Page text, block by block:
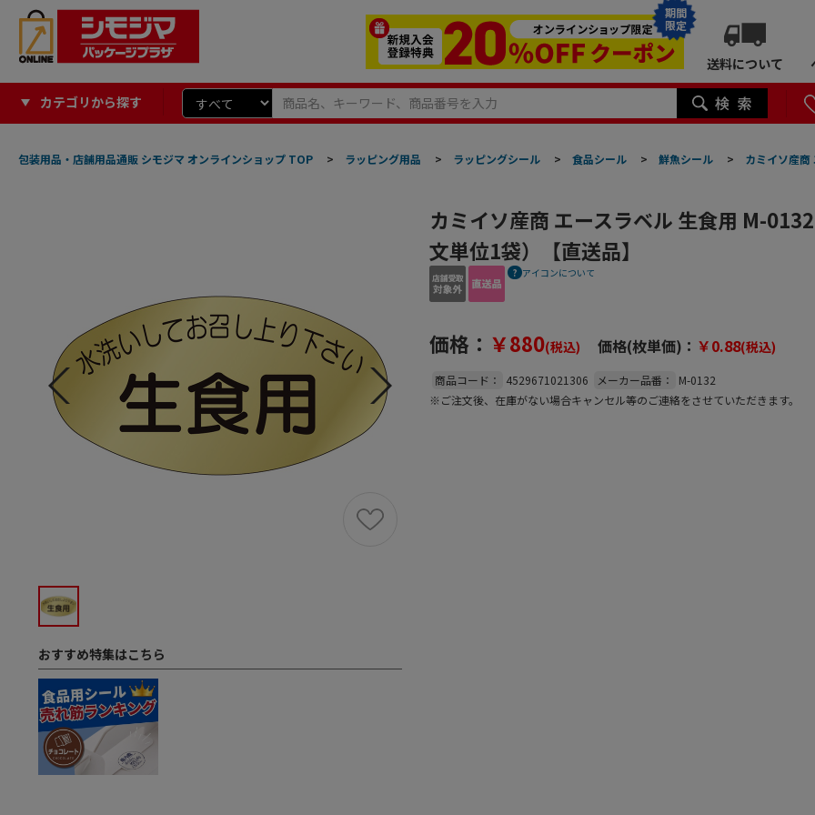
期間
限定
送料について
カテゴリから探す
包装用品・店舗用品通販 シモジマ オンラインショップ TOP > ラッピング用品 > ラッピングシール > 食品シール > 鮮魚シール > カミイソ産
おすすめ特集はこちら
カミイソ産商 エースラベル 生食用 M-
文単位1袋）【直送品】
アイコンについて
価格： ￥880(税込) 価格(枚単価)： ￥0.88(税込)
商品コード： 4529671021306 メーカー品番：
M-0132
※ご注文後、在庫がない場合キャンセル等のご連絡をさせていただきます。